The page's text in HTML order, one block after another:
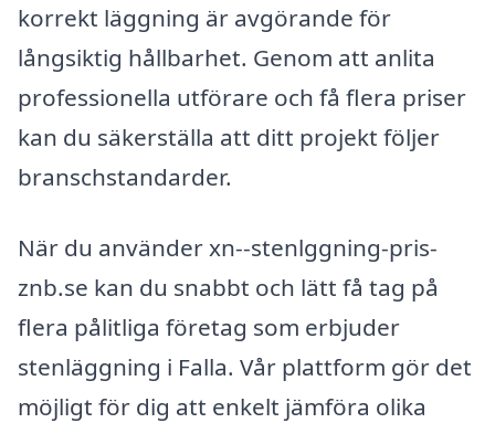
korrekt läggning är avgörande för
långsiktig hållbarhet. Genom att anlita
professionella utförare och få flera priser
kan du säkerställa att ditt projekt följer
branschstandarder.
När du använder xn--stenlggning-pris-
znb.se kan du snabbt och lätt få tag på
flera pålitliga företag som erbjuder
stenläggning i Falla. Vår plattform gör det
möjligt för dig att enkelt jämföra olika